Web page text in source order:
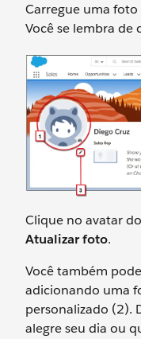
Carregue uma
Você se lembra de
Clique no avatar
Atualizar foto.
Você também
adicionando uma
personalizado (2).
alegre seu dia ou